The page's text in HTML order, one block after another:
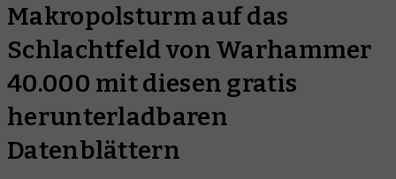
Makropolsturm auf das
Schlachtfeld von Warhammer
40.000 mit diesen gratis
herunterladbaren
Datenblättern